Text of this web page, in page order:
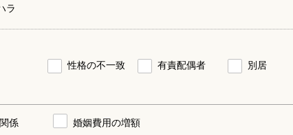
ラ
性格の不一致 有責配偶者
別居
係
婚姻費用の増額